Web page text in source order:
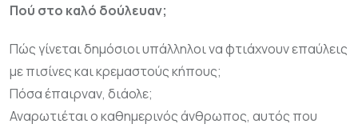
Πού στο καλό δούλευαν;
Πώς γίνεται δημόσιοι υπάλληλοι να φτιάχνουν επαύλεις
με πισίνες και κρεμαστούς κήπους;
Πόσα έπαιρναν, διάολε;
Αναρωτιέται ο καθημερινός άνθρωπος, αυτός που